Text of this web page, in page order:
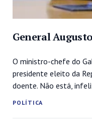
General
O ministro-chefe do
presidente eleito da
doente. Não está,
POLÍTICA